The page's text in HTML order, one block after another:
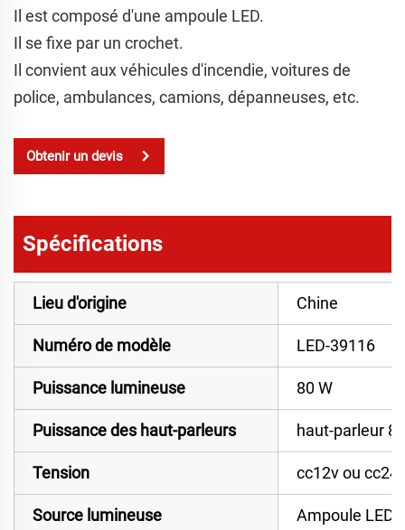
Il est composé d'une ampoule LED.
Il se fixe par un crochet.
Il convient aux véhicules d'incendie, voitures de
police, ambulances, camions, dépanneuses, etc.
Obtenir un devis
Spécifications
Lieu d'origine Chine
Numéro de modèle LED-39116
Puissance lumineuse 80 W
Puissance des haut-parleurs haut-parleur
Tension cc12v ou
Source lumineuse Ampoule LED